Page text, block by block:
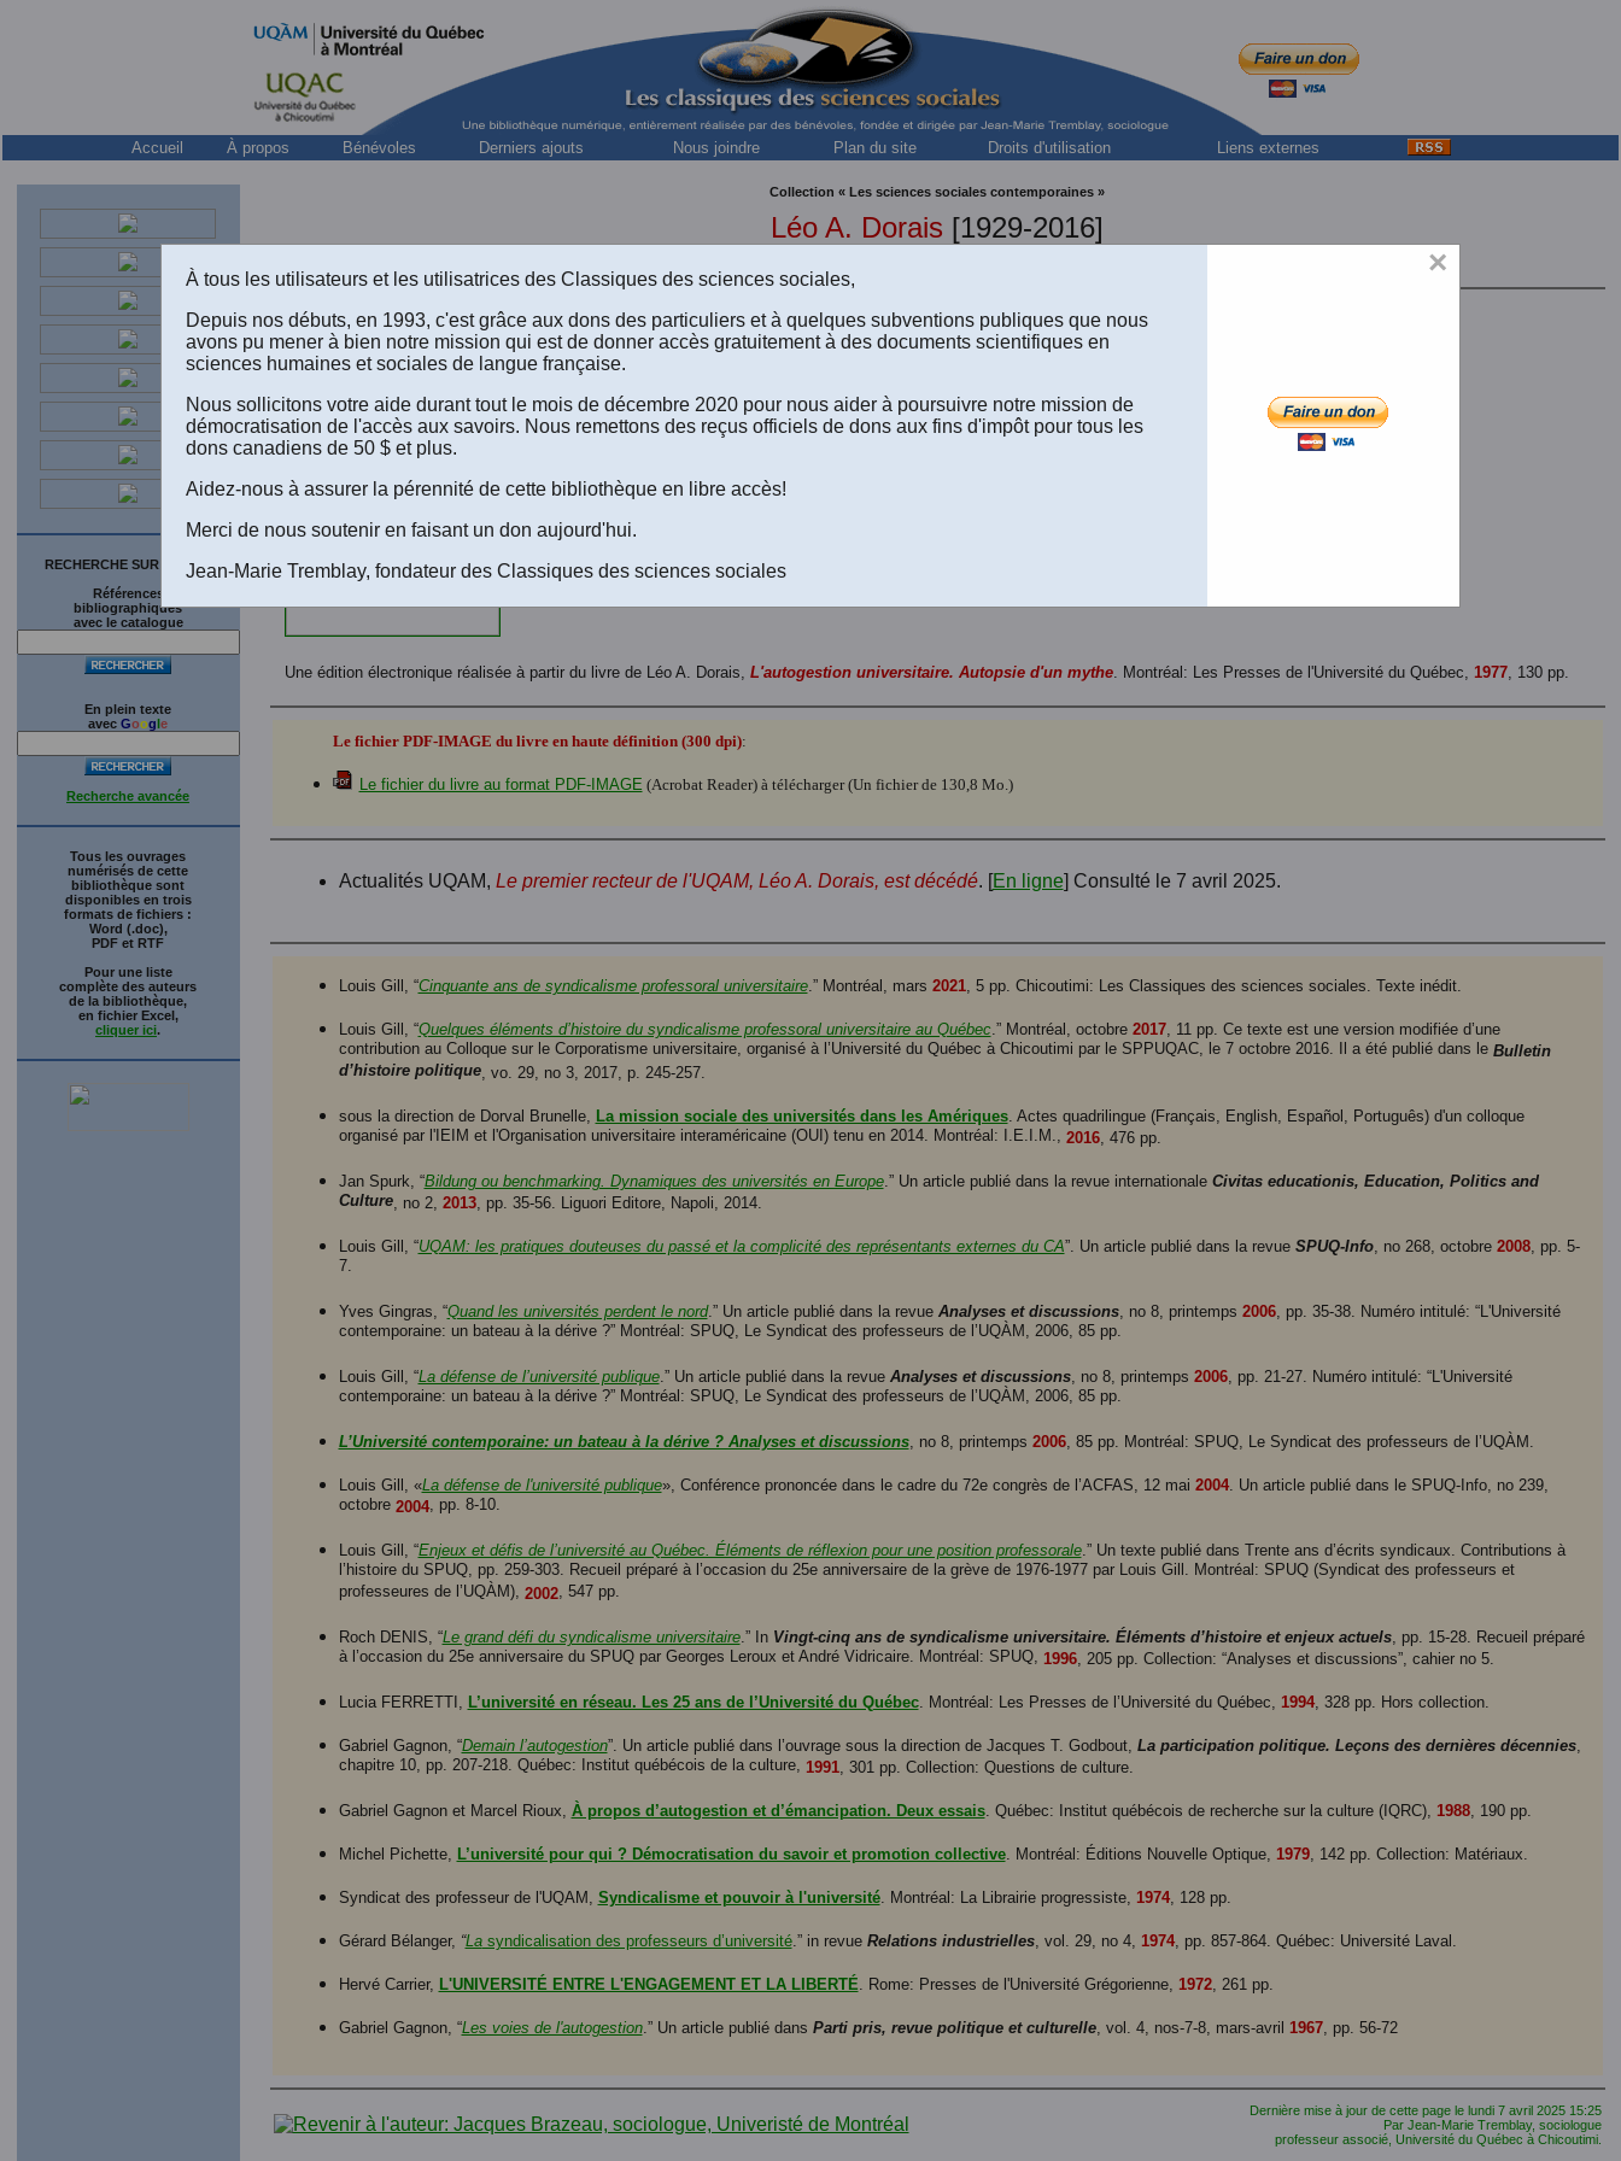
Accueil À propos Bénévoles Derniers ajouts Nous joindre Plan du site Droits d'utilisation Liens externes
RECHERCHE SUR LE SITE
Références
bibliographiques
avec le catalogue
En plein texte
avec Google
Recherche avancée
Tous les ouvrages
numérisés de cette
bibliothèque sont
disponibles en trois
formats de fichiers :
Word (.doc),
PDF et RTF
Pour une liste
complète des auteurs
de la bibliothèque,
en fichier Excel,
cliquer ici.
Collection « Les sciences sociales contemporaines »
Léo A. Dorais [1929-2016]
L'autogestion universitaire.
Autopsie d'un mythe. (1977)
Le texte du livre au format Word 2016 (.docx) à télécharger
Le texte de l'article au format RTF (Rich text format) à télécharger
Une édition électronique réalisée à partir du livre de Léo A. Dorais, L'autogestion universitaire. Autopsie d'un mythe. Montréal: Les Presses de l'Université du Québec, 1977, 130 pp.
Le fichier PDF-IMAGE du livre en haute définition (300 dpi):
Le fichier du livre au format PDF-IMAGE (Acrobat Reader) à télécharger (Un fichier de 130,8 Mo.)
Actualités UQAM, Le premier recteur de l'UQAM, Léo A. Dorais, est décédé. [En ligne] Consulté le 7 avril 2025.
Louis Gill, “Cinquante ans de syndicalisme professoral universitaire.” Montréal, mars 2021, 5 pp. Chicoutimi: Les Classiques des sciences sociales. Texte inédit.
Louis Gill, “Quelques éléments d’histoire du syndicalisme professoral universitaire au Québec.” Montréal, octobre 2017, 11 pp. Ce texte est une version modifiée d’une
contribution au Colloque sur le Corporatisme universitaire, organisé à l’Université du Québec à Chicoutimi par le SPPUQAC, le 7 octobre 2016. Il a été publié dans le Bulletin
d’histoire politique, vo. 29, no 3, 2017, p. 245-257.
sous la direction de Dorval Brunelle, La mission sociale des universités dans les Amériques. Actes quadrilingue (Français, English, Español, Português) d'un colloque
organisé par l'IEIM et l'Organisation universitaire interaméricaine (OUI) tenu en 2014. Montréal: I.E.I.M., 2016, 476 pp.
Jan Spurk, “Bildung ou benchmarking. Dynamiques des universités en Europe.” Un article publié dans la revue internationale Civitas educationis, Education, Politics and
Culture, no 2, 2013, pp. 35-56. Liguori Editore, Napoli, 2014.
Louis Gill, “UQAM: les pratiques douteuses du passé et la complicité des représentants externes du CA”. Un article publié dans la revue SPUQ-Info, no 268, octobre 2008, pp. 5-
7.
Yves Gingras, “Quand les universités perdent le nord.” Un article publié dans la revue Analyses et discussions, no 8, printemps 2006, pp. 35-38. Numéro intitulé: “L'Université
contemporaine: un bateau à la dérive ?” Montréal: SPUQ, Le Syndicat des professeurs de l’UQÀM, 2006, 85 pp.
Louis Gill, “La défense de l’université publique.” Un article publié dans la revue Analyses et discussions, no 8, printemps 2006, pp. 21-27. Numéro intitulé: “L'Université
contemporaine: un bateau à la dérive ?” Montréal: SPUQ, Le Syndicat des professeurs de l’UQÀM, 2006, 85 pp.
L’Université contemporaine: un bateau à la dérive ? Analyses et discussions, no 8, printemps 2006, 85 pp. Montréal: SPUQ, Le Syndicat des professeurs de l’UQÀM.
Louis Gill, «La défense de l'université publique», Conférence prononcée dans le cadre du 72e congrès de l’ACFAS, 12 mai 2004. Un article publié dans le SPUQ-Info, no 239,
octobre 2004, pp. 8-10.
Louis Gill, “Enjeux et défis de l’université au Québec. Éléments de réflexion pour une position professorale.” Un texte publié dans Trente ans d’écrits syndicaux. Contributions à
l’histoire du SPUQ, pp. 259-303. Recueil préparé à l’occasion du 25e anniversaire de la grève de 1976-1977 par Louis Gill. Montréal: SPUQ (Syndicat des professeurs et
professeures de l’UQÀM), 2002, 547 pp.
Roch DENIS, “Le grand défi du syndicalisme universitaire.” In Vingt-cinq ans de syndicalisme universitaire. Éléments d’histoire et enjeux actuels, pp. 15-28. Recueil préparé
à l’occasion du 25e anniversaire du SPUQ par Georges Leroux et André Vidricaire. Montréal: SPUQ, 1996, 205 pp. Collection: “Analyses et discussions”, cahier no 5.
Lucia FERRETTI, L’université en réseau. Les 25 ans de l’Université du Québec. Montréal: Les Presses de l’Université du Québec, 1994, 328 pp. Hors collection.
Gabriel Gagnon, “Demain l’autogestion”. Un article publié dans l’ouvrage sous la direction de Jacques T. Godbout, La participation politique. Leçons des dernières décennies,
chapitre 10, pp. 207-218. Québec: Institut québécois de la culture, 1991, 301 pp. Collection: Questions de culture.
Gabriel Gagnon et Marcel Rioux, À propos d’autogestion et d’émancipation. Deux essais. Québec: Institut québécois de recherche sur la culture (IQRC), 1988, 190 pp.
Michel Pichette, L’université pour qui ? Démocratisation du savoir et promotion collective. Montréal: Éditions Nouvelle Optique, 1979, 142 pp. Collection: Matériaux.
Syndicat des professeur de l'UQAM, Syndicalisme et pouvoir à l'université. Montréal: La Librairie progressiste, 1974, 128 pp.
Gérard Bélanger, “Lasyndicalisation des professeurs d’université.” in revue Relations industrielles, vol. 29, no 4, 1974, pp. 857-864. Québec: Université Laval.
Hervé Carrier, L'UNIVERSITÉ ENTRE L'ENGAGEMENT ET LA LIBERTÉ. Rome: Presses de l'Université Grégorienne, 1972, 261 pp.
Gabriel Gagnon, “Les voies de l'autogestion.” Un article publié dans Parti pris, revue politique et culturelle, vol. 4, nos-7-8, mars-avril 1967, pp. 56-72
Dernière mise à jour de cette page le lundi 7 avril 2025 15:25
Par Jean-Marie Tremblay, sociologue
professeur associé, Université du Québec à Chicoutimi.
×
À tous les utilisateurs et les utilisatrices des Classiques des sciences sociales,
Depuis nos débuts, en 1993, c'est grâce aux dons des particuliers et à quelques subventions publiques que nous
avons pu mener à bien notre mission qui est de donner accès gratuitement à des documents scientifiques en
sciences humaines et sociales de langue française.
Nous sollicitons votre aide durant tout le mois de décembre 2020 pour nous aider à poursuivre notre mission de
démocratisation de l'accès aux savoirs. Nous remettons des reçus officiels de dons aux fins d'impôt pour tous les
dons canadiens de 50 $ et plus.
Aidez-nous à assurer la pérennité de cette bibliothèque en libre accès!
Merci de nous soutenir en faisant un don aujourd'hui.
Jean-Marie Tremblay, fondateur des Classiques des sciences sociales